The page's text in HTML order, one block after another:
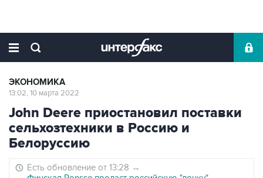
ЭКОНОМИКА
13:02, 10 марта 2022
John Deere приостановил поставки
сельхозтехники в Россию и
Белоруссию
Есть обновление от 13:28 →